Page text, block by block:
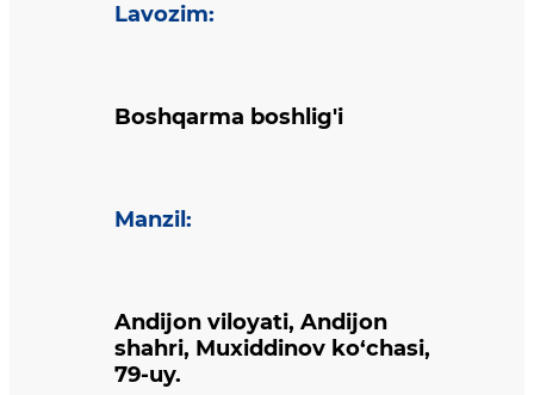
Lavozim:
Boshqarma boshlig'i
Manzil :
Andijon viloyati, Andijon
shahri, Muxiddinov ko‘chasi,
79-uy.